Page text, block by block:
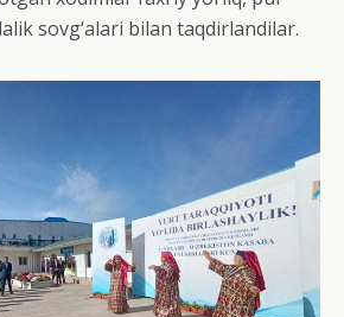
sovg‘alari bilan taqdirlandilar.